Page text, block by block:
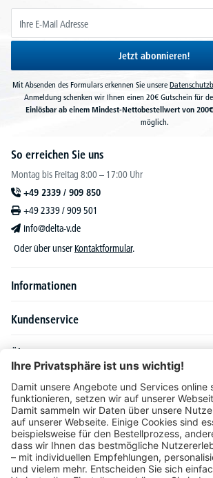
Jetzt abonnieren!
Mit Absenden des Formulars erkennen Sie unsere
Anmeldung schenken wir Ihnen einen 20€ Gutschein für
Einlösbar ab einem Mindest-Nettobestellwert von
möglich.
So erreichen Sie uns
Montag bis Freitag 8:00 – 17:00 Uhr
+49 2339 / 909 850
+49 2339 / 909 501
info@delta-v.de
Oder über unser Kontaktformular.
Informationen
Kundenservice
Über DELTA-V
Produktsortiment
Ratgeber
Folgen Sie uns auch auf